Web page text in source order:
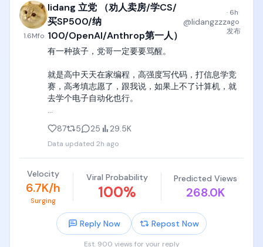
的量子霸权，那么这件事的震惊程度应该不亚于GPT-
3在2020年的发布，红杉的各位合伙人们应该带着10
个亿的现金，上门磕头求着这个团队赶紧融资，
到时候不仅全世界所有新闻头条应该全是他们的身
个亿的现金，上门求着他们交付一台完美运行量子
shor算法计算机，直接预付1亿美元，5年内随时交付
都可以。
这家公司一旦开始稳定交付量子shor算法计算机，他
值。
现在最大的问题是，目前的骗局太简单就被我这种人
看破了，完全不会有任何人上当受骗。
1.6Mfo
lidang 立党 （劝人卖房/学CS/
买SP500/纳
100/OpenAI/Anthrop第一人）
@lidangzzz
· 6h
ago
发布
有一种孩子，党哥一定要要骂醒。
就是高中天天在家编程，高强度写代码，打信息学竞
赛，高考填志愿了，跟我说，如果上不了计算机，就
去学个电子自动化也行。
党哥作为一个电子和自动化背景的宝宝，一定要纠正
你们这些高中编程小天才最大的一个误区。
就是说，数电这个东西，本质是boolean algebra，就
是布尔代数，布尔代数这个层级，是design-driven的
东西，很符合直觉，你设计一个寄存器，就像设计一
个二叉树一样，这是符合人类对于功能导向、设计导
向的直觉。
87 5 25 29.5K
Data updated 2h ago
Velocity
6.7K/h
Surging
Viral Probability
100%
Predicted Views
268.0K
Reply Now Repost Now
Est. 900 views for your reply